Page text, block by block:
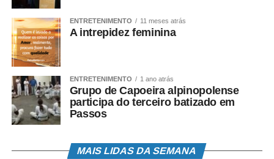
Avenida Olegário Maciel, 1600 – Lourdes
BH Shopping
BR-356, 3049 – Belvedere
Lojas Supermercado Verdemar
Rua do Ouro, 195 – Serra
ENTRETENIMENTO 11 meses atrás
A intrepidez feminina
ENTRETENIMENTO 1 ano atrás
Grupo de Capoeira alpinopolense
participa do terceiro batizado em
Passos
MAIS LIDAS DA SEMANA